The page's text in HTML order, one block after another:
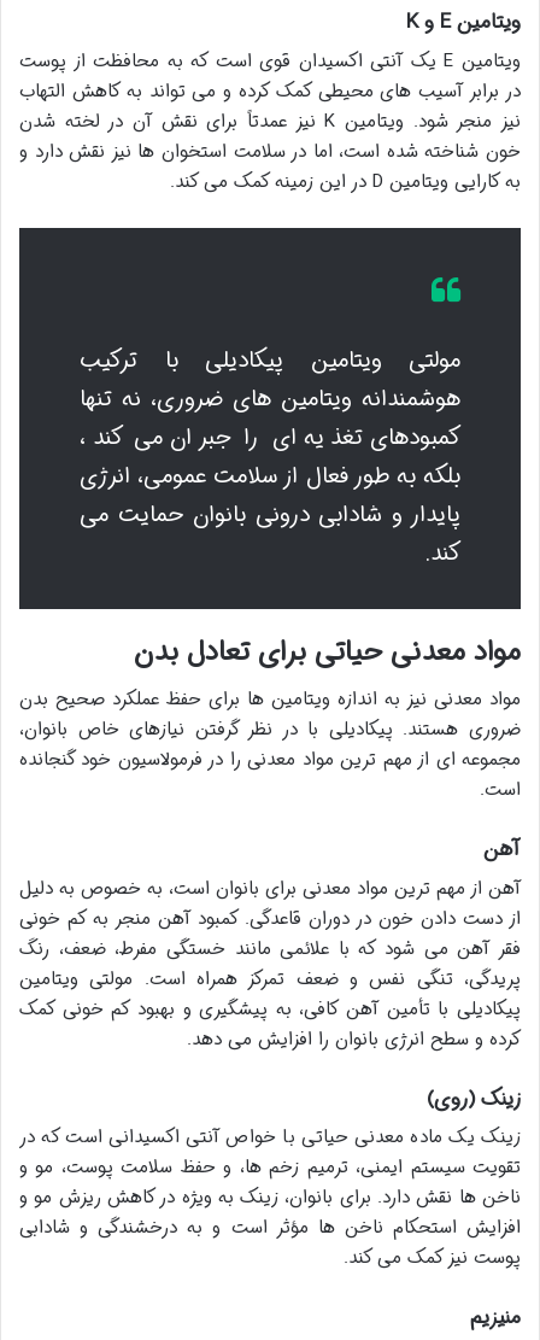
ویتامین E و K
ویتامین E یک آنتی اکسیدان قوی است که به محافظت از پوست
در برابر آسیب های محیطی کمک کرده و می تواند به کاهش التهاب
نیز منجر شود. ویتامین K نیز عمدتاً برای نقش آن در لخته شدن
خون شناخته شده است، اما در سلامت استخوان ها نیز نقش دارد و
به کارایی ویتامین D در این زمینه کمک می کند.
مولتی ویتامین پیکادیلی با ترکیب
هوشمندانه ویتامین های ضروری، نه تنها
کمبودهای تغذیه ای را جبران می کند،
بلکه به طور فعال از سلامت عمومی، انرژی
پایدار و شادابی درونی بانوان حمایت می
کند.
مواد معدنی حیاتی برای تعادل بدن
مواد معدنی نیز به اندازه ویتامین ها برای حفظ عملکرد صحیح بدن
ضروری هستند. پیکادیلی با در نظر گرفتن نیازهای خاص بانوان،
مجموعه ای از مهم ترین مواد معدنی را در فرمولاسیون خود گنجانده
است.
آهن
آهن از مهم ترین مواد معدنی برای بانوان است، به خصوص به دلیل
از دست دادن خون در دوران قاعدگی. کمبود آهن منجر به کم خونی
فقر آهن می شود که با علائمی مانند خستگی مفرط، ضعف، رنگ
پریدگی، تنگی نفس و ضعف تمرکز همراه است. مولتی ویتامین
پیکادیلی با تأمین آهن کافی، به پیشگیری و بهبود کم خونی کمک
کرده و سطح انرژی بانوان را افزایش می دهد.
زینک (روی)
زینک یک ماده معدنی حیاتی با خواص آنتی اکسیدانی است که در
تقویت سیستم ایمنی، ترمیم زخم ها، و حفظ سلامت پوست، مو و
ناخن ها نقش دارد. برای بانوان، زینک به ویژه در کاهش ریزش مو و
افزایش استحکام ناخن ها مؤثر است و به درخشندگی و شادابی
پوست نیز کمک می کند.
منیزیم